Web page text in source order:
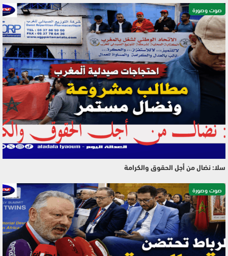
صوت وصورة
سلا: نضال من أجل الحقوق والكرامة
صوت وصورة